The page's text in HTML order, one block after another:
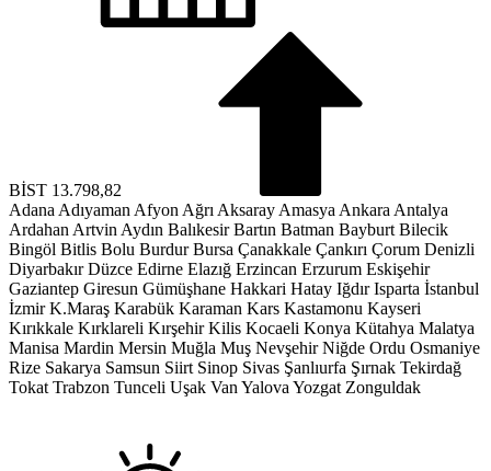
BİST 13.798,82
Adana Adıyaman Afyon Ağrı Aksaray Amasya Ankara Antalya
Ardahan Artvin Aydın Balıkesir Bartın Batman Bayburt Bilecik
Bingöl Bitlis Bolu Burdur Bursa Çanakkale Çankırı Çorum Denizli
Diyarbakır Düzce Edirne Elazığ Erzincan Erzurum Eskişehir
Gaziantep Giresun Gümüşhane Hakkari Hatay Iğdır Isparta İstanbul
İzmir K.Maraş Karabük Karaman Kars Kastamonu Kayseri
Kırıkkale Kırklareli Kırşehir Kilis Kocaeli Konya Kütahya Malatya
Manisa Mardin Mersin Muğla Muş Nevşehir Niğde Ordu Osmaniye
Rize Sakarya Samsun Siirt Sinop Sivas Şanlıurfa Şırnak Tekirdağ
Tokat Trabzon Tunceli Uşak Van Yalova Yozgat Zonguldak